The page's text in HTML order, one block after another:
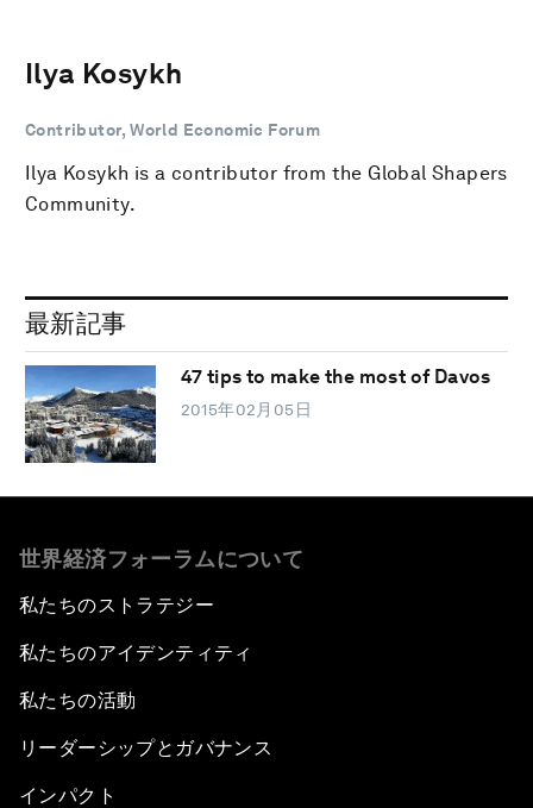
Ilya Kosykh
Contributor, World Economic Forum
Ilya Kosykh is a contributor from the Global Shapers
Community.
最新記事
47 tips to make the most of Davos
2015年02月05日
世界経済フォーラムについて
私たちのストラテジー
私たちのアイデンティティ
私たちの活動
リーダーシップとガバナンス
インパクト